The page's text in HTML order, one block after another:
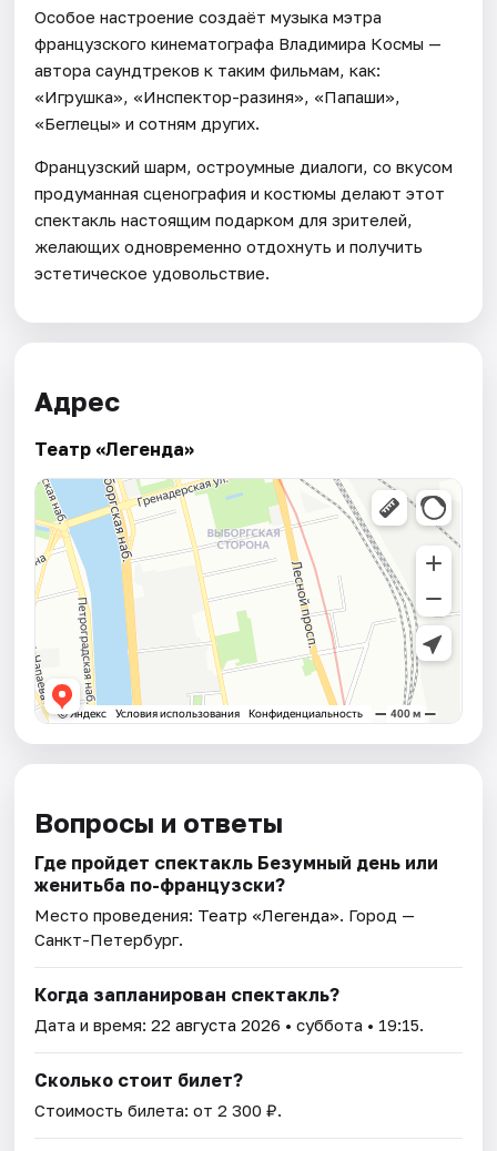
Особое настроение создаёт музыка мэтра
французского кинематографа Владимира Космы —
автора саундтреков к таким фильмам, как:
«Игрушка», «Инспектор-разиня», «Папаши»,
«Беглецы» и сотням других.
Французский шарм, остроумные диалоги, со вкусом
продуманная сценография и костюмы делают этот
спектакль настоящим подарком для зрителей,
желающих одновременно отдохнуть и получить
эстетическое удовольствие.
Адрес
Театр «Легенда»
Вопросы и ответы
Где пройдет спектакль Безумный день или
женитьба по-французски?
Место проведения: Театр «Легенда». Город —
Санкт-Петербург.
Когда запланирован спектакль?
Дата и время:22 августа 2026 • суббота • 19:15.
Сколько стоит билет?
Стоимость билета: от 2 300 ₽.